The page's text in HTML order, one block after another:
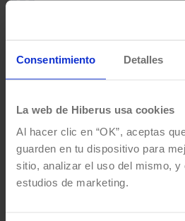
Consentimiento Detalles
La web de Hiberus usa cookies
Al hacer clic en “OK”, aceptas
guarden en tu dispositivo para
sitio, analizar el uso del mismo, y
estudios de marketing.
AQUÍ